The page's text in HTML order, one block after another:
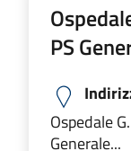
PS
Ospedale
Generale...